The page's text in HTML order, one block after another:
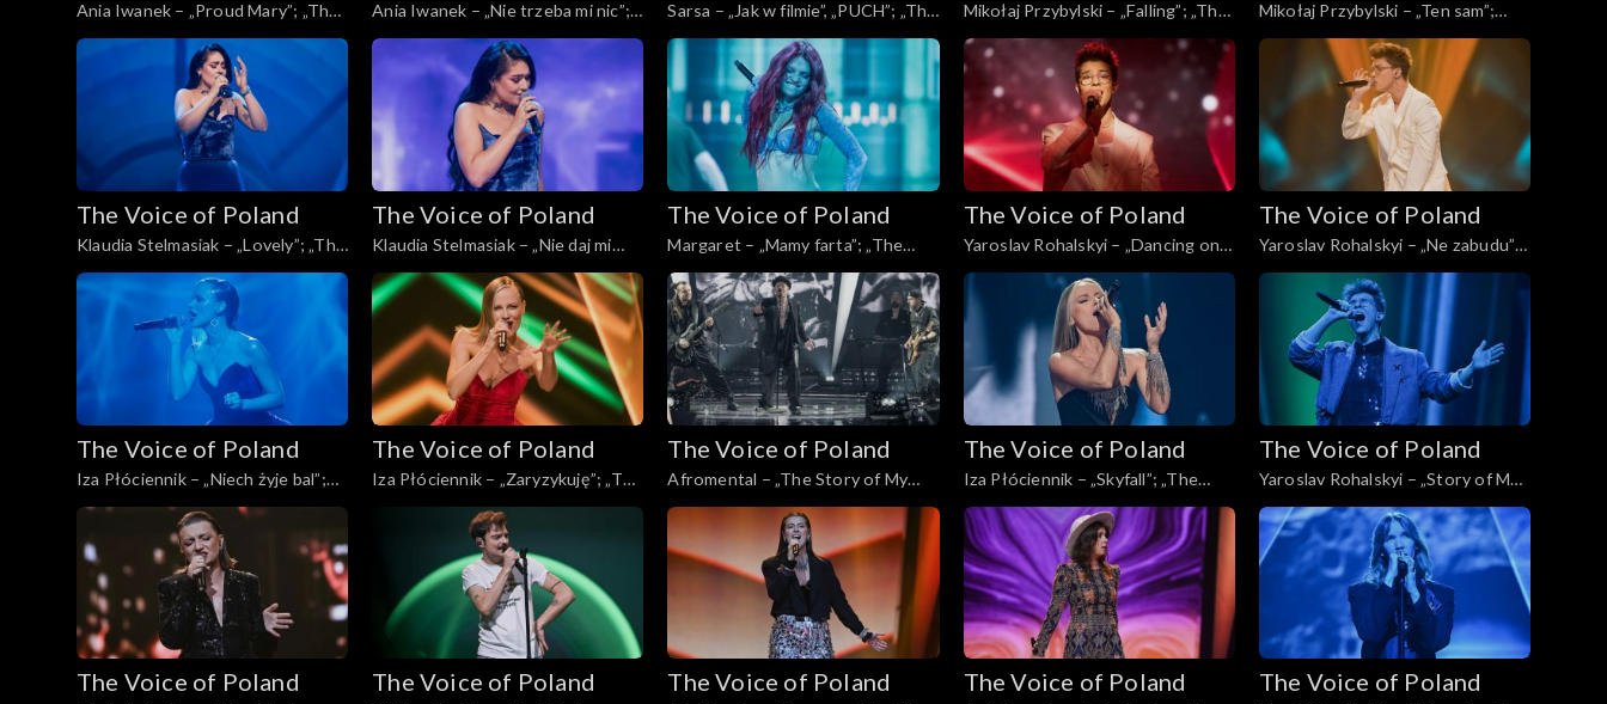
Ania Iwanek – „Proud Mary”; „The
Voice of Poland”, Live, 23 listopada
Ania Iwanek – „Nie trzeba mi nic”;
„The Voice of Poland”, Live, 23
listopada 2024
Sarsa – „Jak w filmie”, „PUCH”; „The
Voice of Poland”, Live, 23 listopada
2024
Mikołaj Przybylski – „Falling”; „The
Voice of Poland”, Live, 23 listopada
2024
Mikołaj Przybylski – „Ten sam”;
„The Voice of Poland”, Live, 23
listopada 2024
The Voice of Poland
Klaudia Stelmasiak – „Lovely”; „The
Voice of Poland”, Live, 23 listopada
2024
The Voice of Poland
Klaudia Stelmasiak – „Nie daj mi
odejść”; „The Voice of Poland”,
Live, 23 listopada 2024
The Voice of Poland
Margaret – „Mamy farta”; „The
Voice of Poland”, Live, 23 listopada
2024
The Voice of Poland
Yaroslav Rohalskyi – „Dancing on
My Own”; „The Voice of Poland”,
Live, 23 listopada 2024
The Voice of Poland
Yaroslav Rohalskyi – „Ne zabudu”;
„The Voice of Poland”, Live, 23
listopada 2024
The Voice of Poland
Iza Płóciennik – „Niech żyje bal”;
„The Voice of Poland”, Live, 23
listopada 2024
The Voice of Poland
Iza Płóciennik – „Zaryzykuję”; „The
Voice of Poland”, Live, 23 listopada
The Voice of Poland
Afromental – „The Story of My
Life”; „The Voice of Poland”, Live,
23 listopada 2024
The Voice of Poland
Iza Płóciennik – „Skyfall”; „The
Voice of Poland”, Live, 16 listopada
2024
The Voice of Poland
Yaroslav Rohalskyi – „Story of My
Life”; „The Voice of Poland”, Live,
16 listopada 2024
The Voice of Poland The Voice of Poland The Voice of Poland The Voice of Poland The Voice of Poland